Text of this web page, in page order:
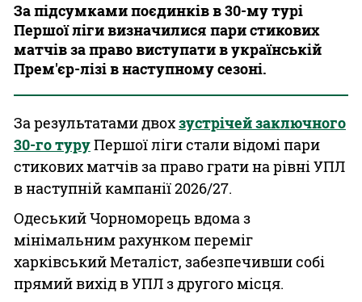
За підсумками поєдинків в 30-му турі
Першої ліги визначилися пари стикових
матчів за право виступати в українській
Прем'єр-лізі в наступному сезоні.
За результатами двохзустрічей заключного
30-го туруПершої ліги стали відомі пари
стикових матчів за право грати на рівні УПЛ
в наступній кампанії 2026/27.
Одеський Чорноморець вдома з
мінімальним рахунком переміг
харківський Металіст, забезпечивши собі
прямий вихід в УПЛ з другого місця.